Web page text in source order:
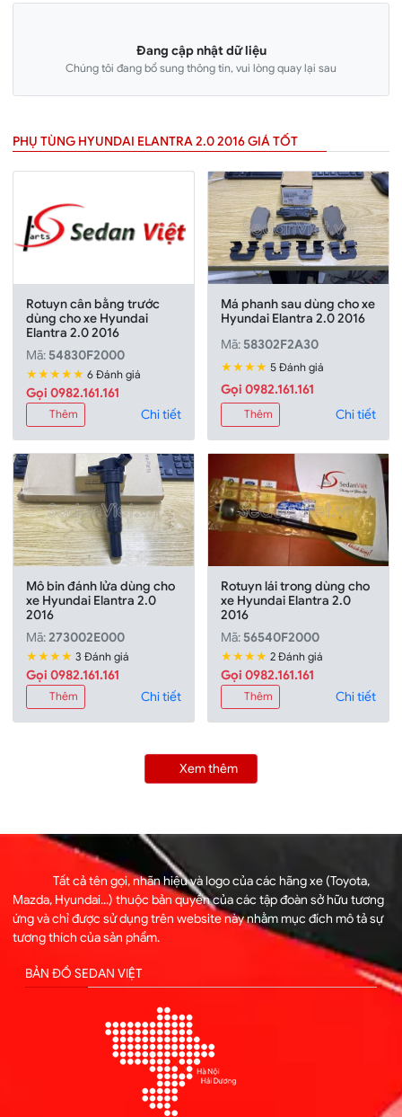
Đang cập nhật dữ liệu
Chúng tôi đang bổ sung thông tin, vui lòng quay lại sau
PHỤ TÙNG HYUNDAI ELANTRA 2.0 2016 GIÁ TỐT
Rotuyn cân bằng trước
dùng cho xe Hyundai
Elantra 2.0 2016
Mã: 54830F2000
★★★★★ 6 Đánh giá
Gọi 0982.161.161
Thêm Chi tiết
Má phanh sau dùng cho xe
Hyundai Elantra 2.0 2016
Mã: 58302F2A30
★★★★ 5 Đánh giá
Gọi 0982.161.161
Thêm Chi tiết
Mô bin đánh lửa dùng cho
xe Hyundai Elantra 2.0
2016
Mã:273002E000
★★★★ 3 Đánh giá
Gọi 0982.161.161
Thêm Chi tiết
Rotuyn lái trong dùng cho
xe Hyundai Elantra 2.0
2016
Mã: 56540F2000
★★★★ 2 Đánh giá
Gọi 0982.161.161
Thêm Chi tiết
Xem thêm
Tất cả tên gọi, nhãn hiệu và logo của các hãng xe (Toyota,
Mazda, Hyundai...) thuộc bản quyền của các tập đoàn sở hữu tương
ứng và chỉ được sử dụng trên website này nhằm mục đích mô tả sự
tương thích của sản phẩm.
BẢN ĐỒ SEDAN VIỆT